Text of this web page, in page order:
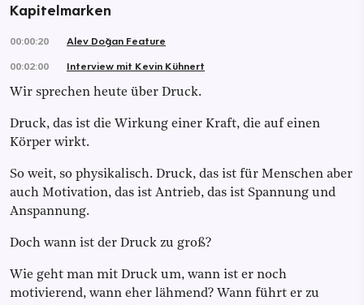
Kapitelmarken
00:00:20
Alev Doğan Feature
00:02:00
Interview mit Kevin Kühnert
Wir sprechen heute über Druck.
Druck, das ist die Wirkung einer Kraft, die auf einen
Körper wirkt.
So weit, so physikalisch. Druck, das ist für Menschen aber
auch Motivation, das ist Antrieb, das ist Spannung und
Anspannung.
Doch wann ist der Druck zu groß?
Wie geht man mit Druck um, wann ist er noch
motivierend, wann eher lähmend? Wann führt er zu